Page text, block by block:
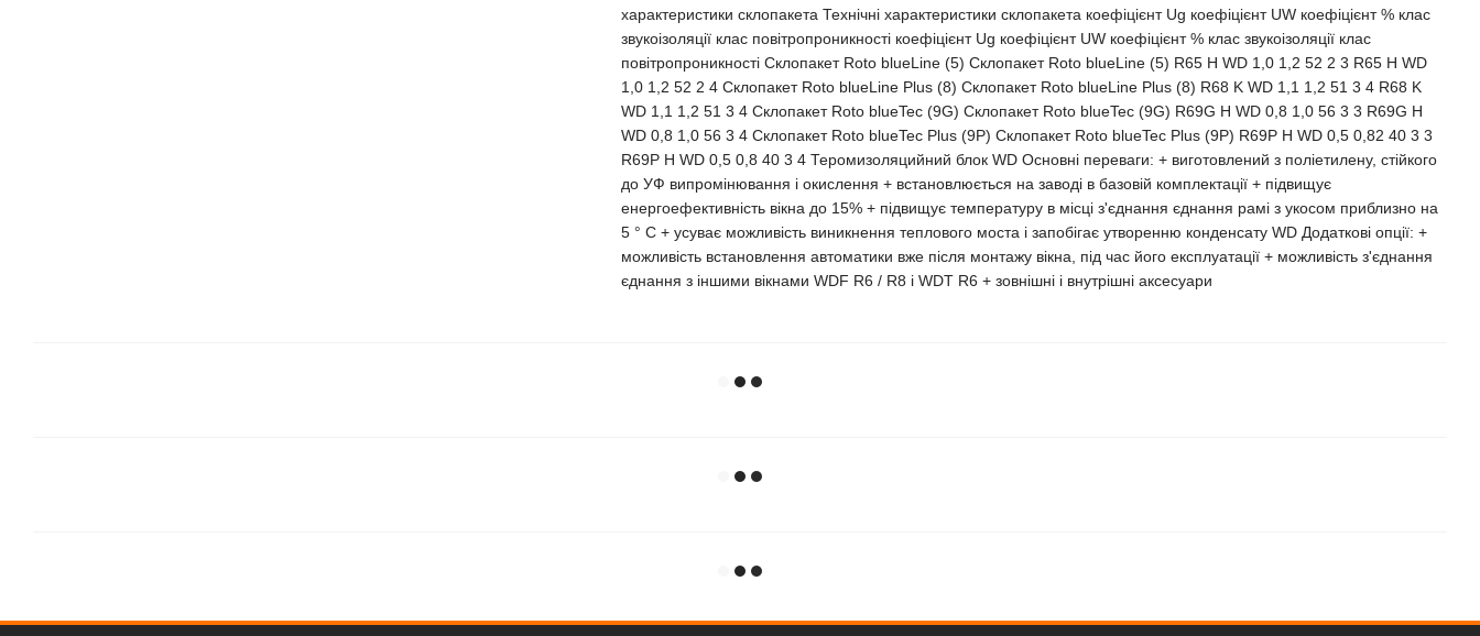
характеристики склопакета Технічні характеристики склопакета коефіцієнт Ug коефіцієнт UW коефіцієнт % клас
звукоізоляції клас повітропроникності коефіцієнт Ug коефіцієнт UW коефіцієнт % клас звукоізоляції клас
повітропроникності Склопакет Roto blueLine (5) Склопакет Roto blueLine (5) R65 H WD 1,0 1,2 52 2 3 R65 H WD
1,0 1,2 52 2 4 Склопакет Roto blueLine Plus (8) Склопакет Roto blueLine Plus (8) R68 K WD 1,1 1,2 51 3 4 R68 K
WD 1,1 1,2 51 3 4 Склопакет Roto blueTec (9G) Склопакет Roto blueTec (9G) R69G H WD 0,8 1,0 56 3 3 R69G H
WD 0,8 1,0 56 3 4 Склопакет Roto blueTec Plus (9P) Склопакет Roto blueTec Plus (9P) R69P H WD 0,5 0,82 40 3 3
R69P H WD 0,5 0,8 40 3 4 Теромизоляцийний блок WD Основні переваги: + виготовлений з поліетилену, стійкого
до УФ випромінювання і окислення + встановлюється на заводі в базовій комплектації + підвищує
енергоефективність вікна до 15% + підвищує температуру в місці з'єднання єднання рамі з укосом приблизно на
5 ° C + усуває можливість виникнення теплового моста і запобігає утворенню конденсату WD Додаткові опції: +
можливість встановлення автоматики вже після монтажу вікна, під час його експлуатації + можливість з'єднання
єднання з іншими вікнами WDF R6 / R8 i WDT R6 + зовнішні і внутрішні аксесуари